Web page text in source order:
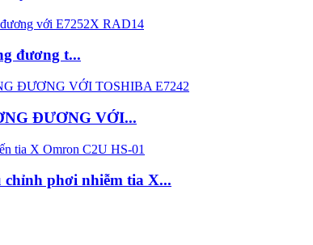
đương t...
ĐƯƠNG VỚI...
chỉnh phơi nhiễm tia X...